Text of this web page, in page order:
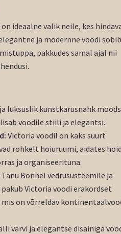
ideaalne valik neile, kes
ja modernne voodi sobib
pakkudes samal ajal nii
luksuslik kunstkarusnahk
voodile stiili ja elegantsi.
Victoria voodil on kaks suurt
rohkelt hoiuruumi, aidates
ja organiseerituna.
Tänu Bonnel vedrusüsteemile ja
Victoria voodi erakordset
on võrreldav
värvi ja elegantse disainiga